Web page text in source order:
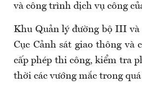
và công trình dịch vụ công
Khu Quản lý đường bộ III
Cục Cảnh sát giao thông và
cấp phép thi công, kiểm tra
thời các vướng mắc trong